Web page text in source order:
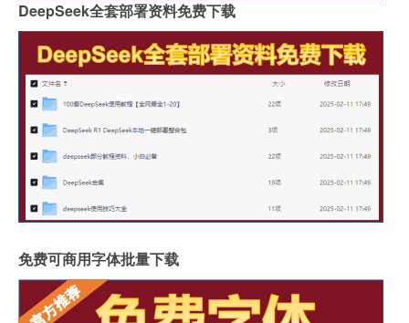
DeepSeek全套部署资料免费下载
免费可商用字体批量下载